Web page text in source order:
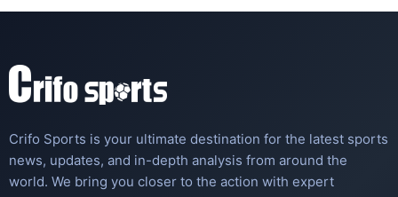
Crifo Sports is your ultimate destination for the latest sports
news, updates, and in-depth analysis from around the
world. We bring you closer to the action with expert